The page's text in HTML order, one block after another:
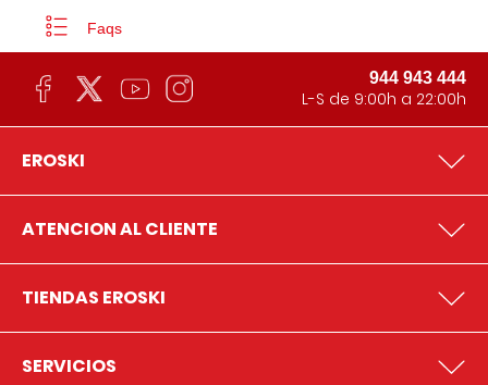
Faqs
944 943 444
L-S de 9:00h a 22:00h
EROSKI
ATENCION AL CLIENTE
TIENDAS EROSKI
SERVICIOS